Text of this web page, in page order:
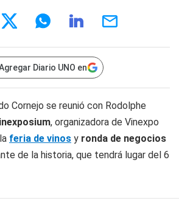
Diario UNO en
Cornejo se reunió con Rodolphe
, organizadora de Vinexpo
feria de vinos y ronda de negocios
de la historia, que tendrá lugar del 6